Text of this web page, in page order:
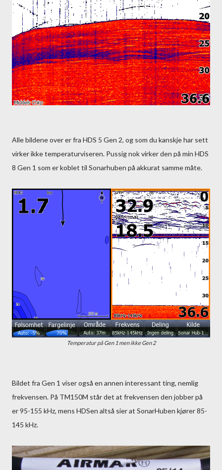
Alle bildene over er fra HDS 5 Gen 2, og som du kanskje har sett
virker ikke temperaturviseren. Pussig nok virker den på min HDS
8 Gen 1 som er koblet til Sonarhuben på akkurat samme måte.
Temperatur på Gen 1 men ikke Gen 2
Bildet fra Gen 1 viser også en annen interessant ting, nemlig
frekvensen. På TM150M står det at frekvensen den jobber på
er 95-155 kHz, mens HDSen altså sier at SonarHuben kjører 85-
145 kHz.